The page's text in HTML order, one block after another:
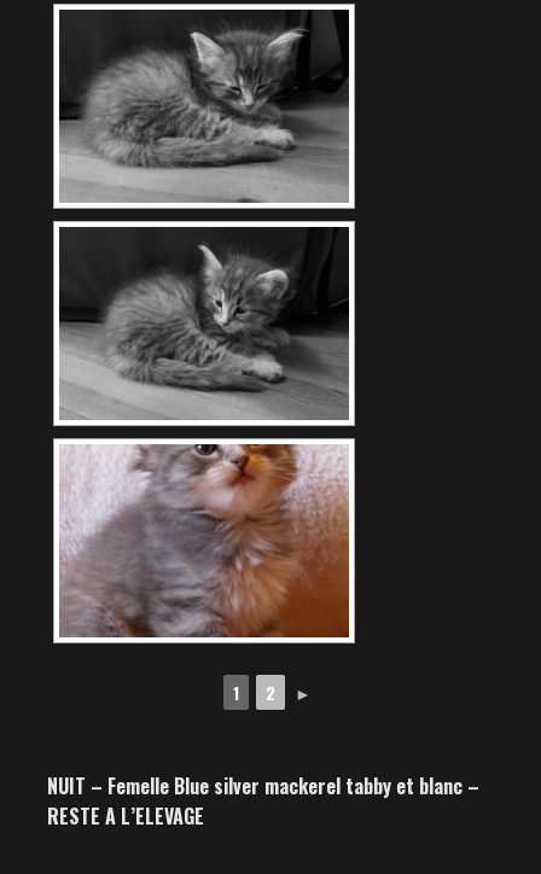
1 2 ►
NUIT – Femelle Blue silver mackerel tabby et blanc –
RESTE A L’ELEVAGE